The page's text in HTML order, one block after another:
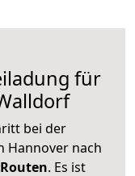
für
bei der
Hannover nach
. Es ist